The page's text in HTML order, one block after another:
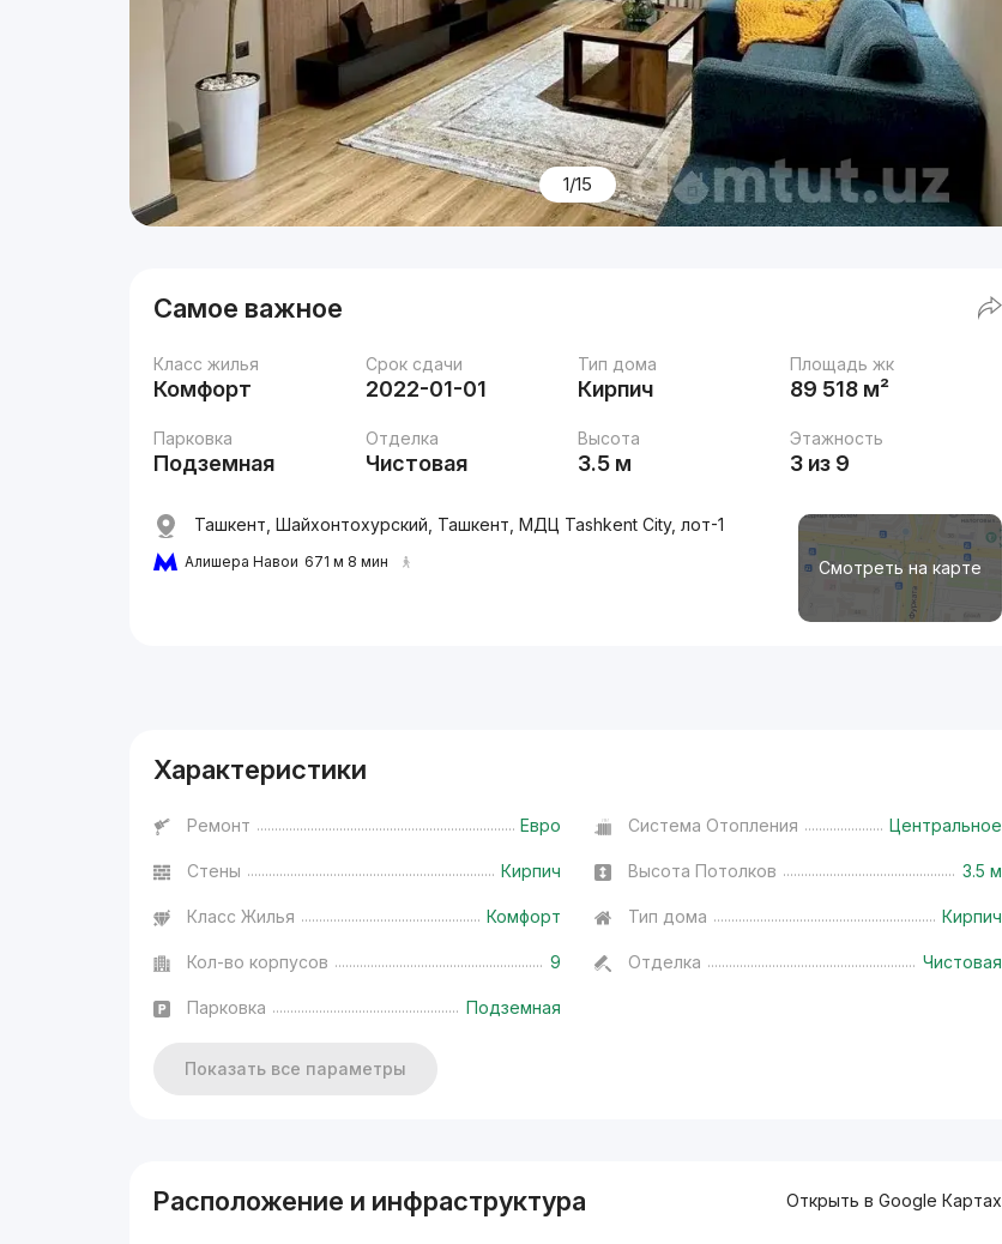
1/15
Самое важное
Класс жилья
Комфорт
Срок сдачи
2022-01-01
Тип дома
Кирпич
Площадь жк
89 518 м²
Парковка
Подземная
Отделка
Чистовая
Высота
3.5 м
Этажность
3 из 9
Смотреть на карте
Ташкент, Шайхонтохурский, Ташкент, МДЦ Tashkent City, лот-1
Алишера Навои 671 м 8 мин
Характеристики
Ремонт Евро Система Отопления Центральное
Стены Кирпич Высота Потолков 3.5 м
Класс Жилья Комфорт Тип дома Кирпич
Кол-во корпусов 9 Отделка Чистовая
Парковка Подземная
Показать все параметры
Расположение и инфраструктура Открыть в Google Картах